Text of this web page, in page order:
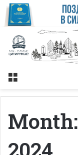
Меню
Month:
2024